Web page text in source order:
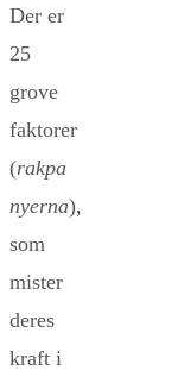
Der er
25
grove
faktorer
(rakpa
nyerna),
som
mister
deres
kraft i